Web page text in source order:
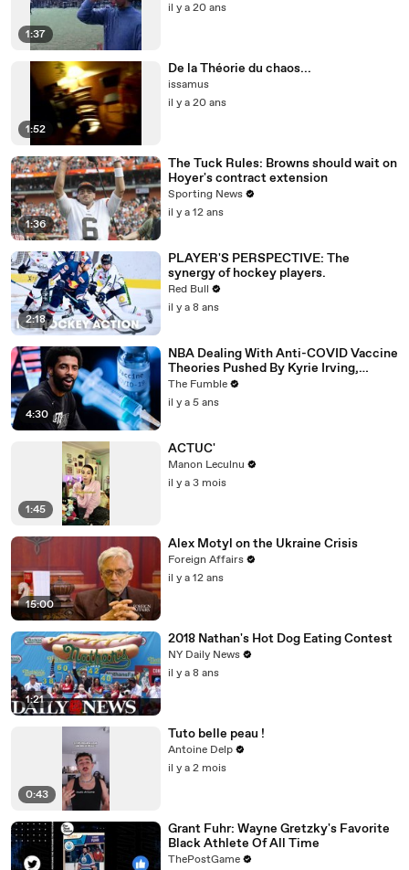
1:37
il y a 20 ans
1:52
De la Théorie du chaos...
issamus
il y a 20 ans
1:36
The Tuck Rules: Browns should wait on
Hoyer's contract extension
Sporting News
il y a 12 ans
2:18
PLAYER'S PERSPECTIVE: The
synergy of hockey players.
Red Bull
il y a 8 ans
4:30
NBA Dealing With Anti-COVID Vaccine
Theories Pushed By Kyrie Irving,
Jonathan Isaac & More
The Fumble
il y a 5 ans
1:45
ACTUC'
Manon Leculnu
il y a 3 mois
15:00
Alex Motyl on the Ukraine Crisis
Foreign Affairs
il y a 12 ans
1:21
2018 Nathan's Hot Dog Eating Contest
NY Daily News
il y a 8 ans
0:43
Tuto belle peau !
Antoine Delp
il y a 2 mois
Grant Fuhr: Wayne Gretzky's Favorite
Black Athlete Of All Time
ThePostGame